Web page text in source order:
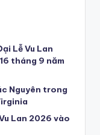
Lễ Vu Lan
tháng 9 năm
Nguyên trong
Lan 2026 vào